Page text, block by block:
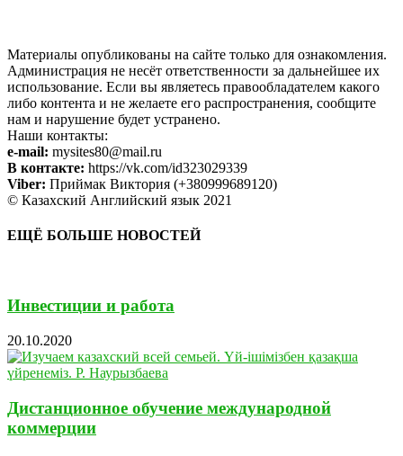
Материалы опубликованы на сайте только для ознакомления.
Администрация не несёт ответственности за дальнейшее их
использование. Если вы являетесь правообладателем какого
либо контента и не желаете его распространения, сообщите
нам и нарушение будет устранено.
Наши контакты:
e-mail: mysites80@mail.ru
В контакте: https://vk.com/id323029339
Viber: Приймак Виктория (+380999689120)
© Казахский Английский язык 2021
ЕЩЁ БОЛЬШЕ НОВОСТЕЙ
Инвестиции и работа
20.10.2020
Дистанционное обучение международной
коммерции